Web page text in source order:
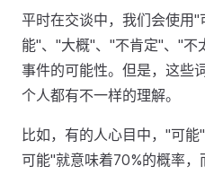
平时在交谈中，我们会使用
能"、"大概"、"不肯定"、"不
事件的可能性。但是，这些
个人都有不一样的理解。
比如，有的人心目中，"可
可能"就意味着70%的概率